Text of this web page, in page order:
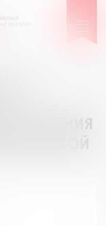
ИЗДАНИЯ